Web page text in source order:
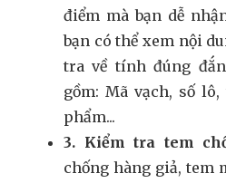
điểm mà bạn dễ
bạn có thể xem nội
tra về tính đúng
gồm: Mã vạch, số
phẩm...
3. Kiểm tra tem
chống hàng giả, tem